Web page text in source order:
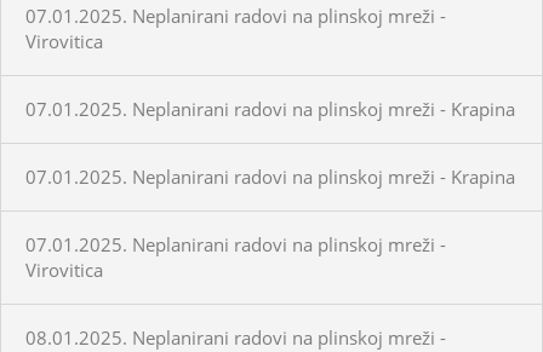
07.01.2025. Neplanirani radovi na plinskoj mreži -
Virovitica
07.01.2025. Neplanirani radovi na plinskoj mreži - Krapina
07.01.2025. Neplanirani radovi na plinskoj mreži - Krapina
07.01.2025. Neplanirani radovi na plinskoj mreži -
Virovitica
08.01.2025. Neplanirani radovi na plinskoj mreži -